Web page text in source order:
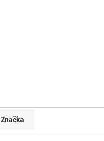
Značka